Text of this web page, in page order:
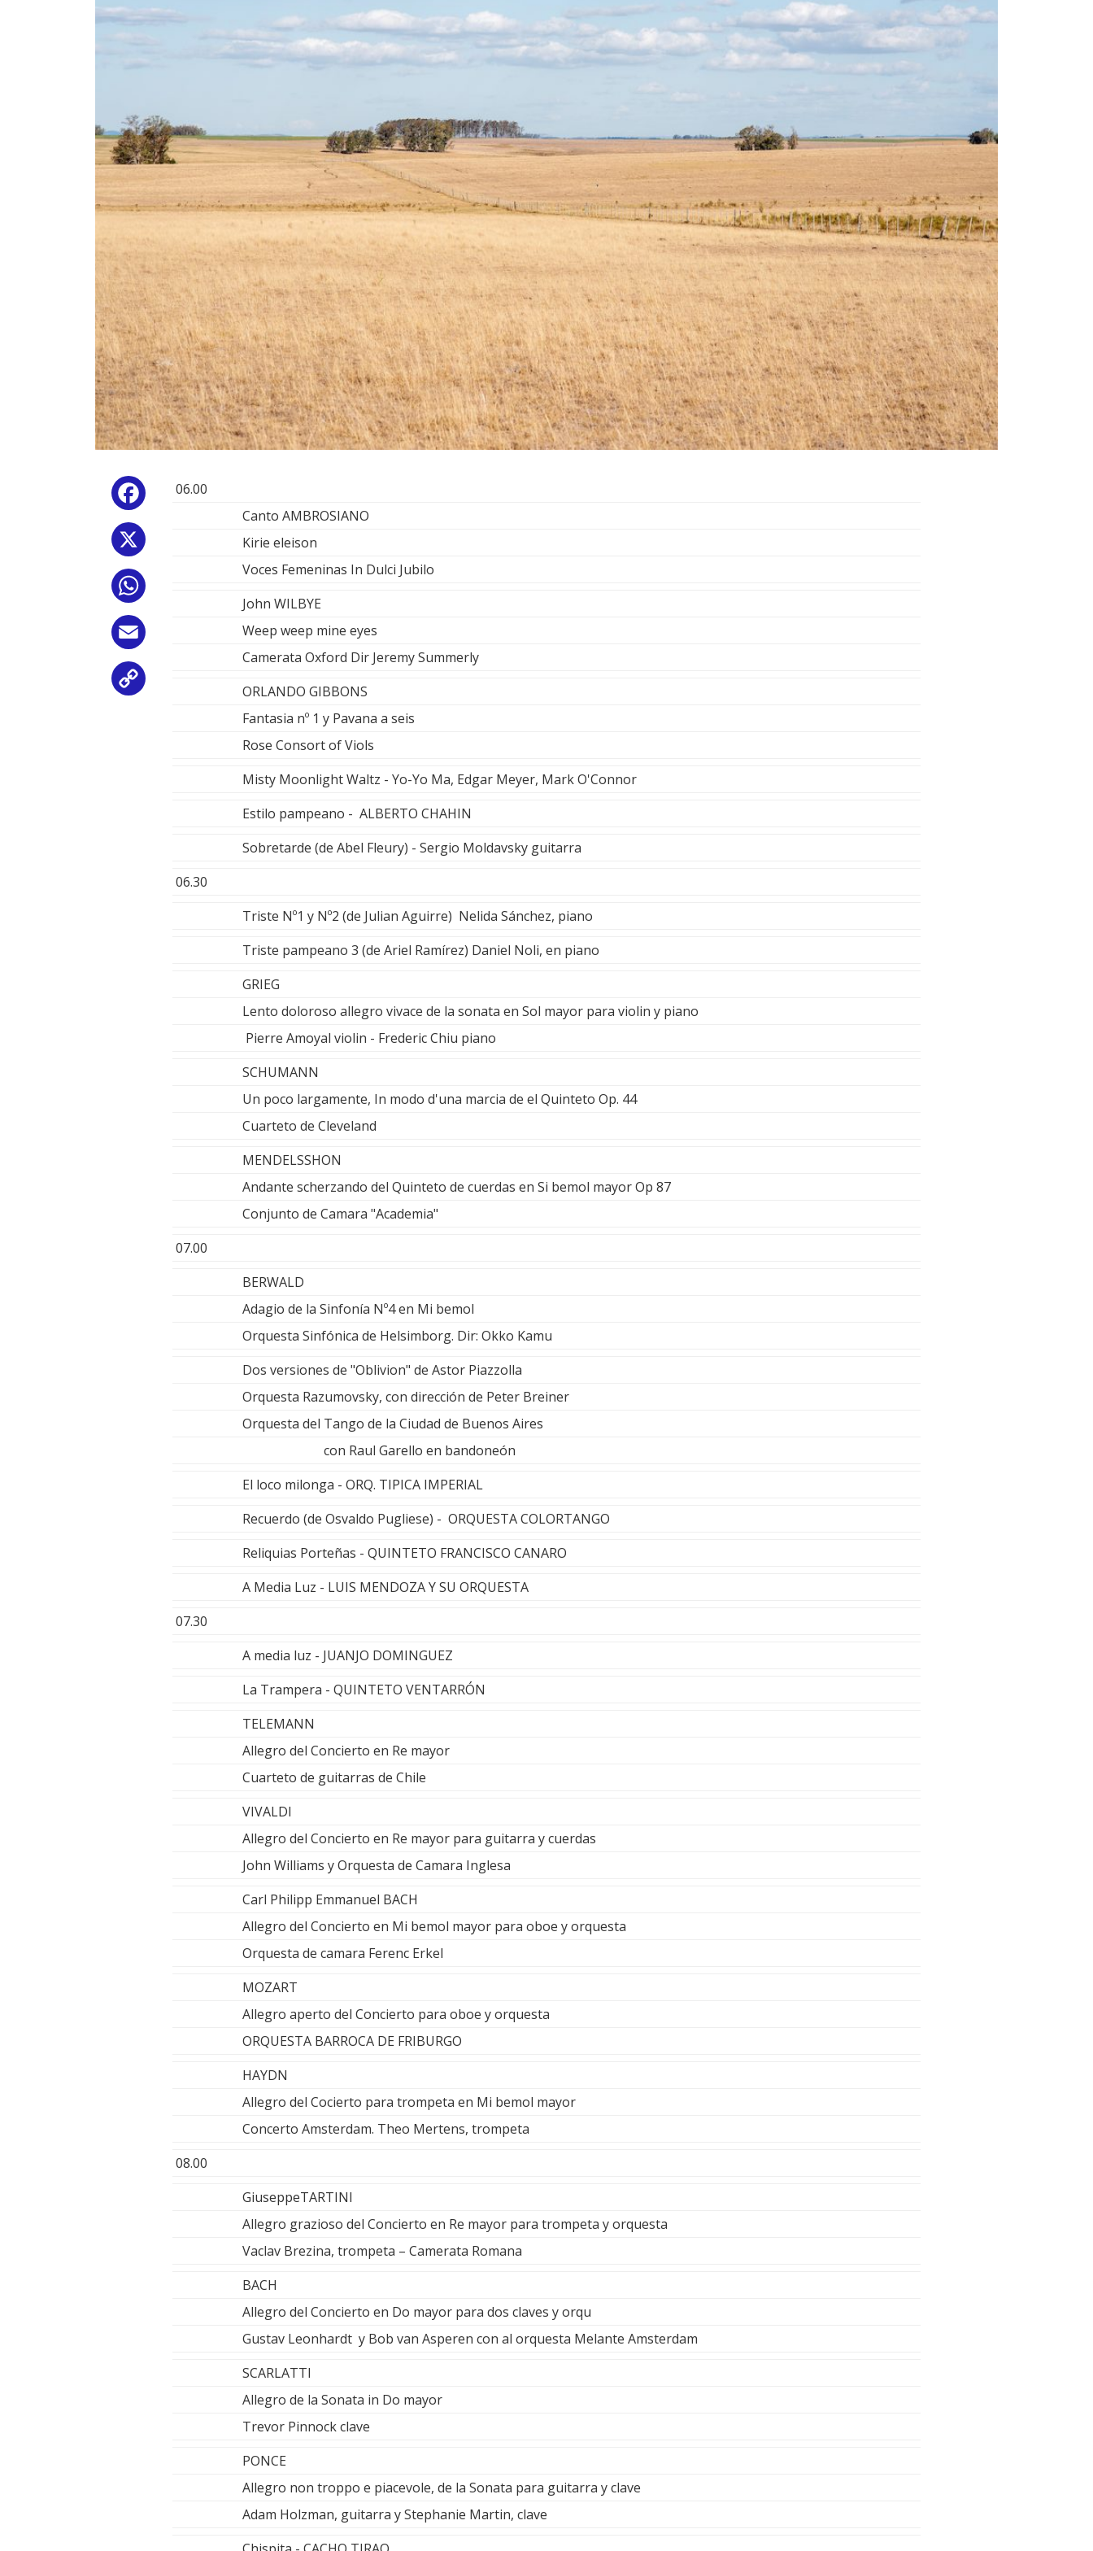
Facebook
06.00
Canto AMBROSIANO
Kirie eleison
Voces Femeninas In Dulci Jubilo
John WILBYE
Weep weep mine eyes
Camerata Oxford Dir Jeremy Summerly
ORLANDO GIBBONS
Fantasia nº 1 y Pavana a seis
Rose Consort of Viols
Misty Moonlight Waltz - Yo-Yo Ma, Edgar Meyer, Mark O'Connor
Estilo pampeano - ALBERTO CHAHIN
Sobretarde (de Abel Fleury) - Sergio Moldavsky guitarra
06.30
Triste Nº1 y Nº2 (de Julian Aguirre) Nelida Sánchez, piano
Triste pampeano 3 (de Ariel Ramírez) Daniel Noli, en piano
GRIEG
Lento doloroso allegro vivace de la sonata en Sol mayor para violin y piano
Pierre Amoyal violin - Frederic Chiu piano
SCHUMANN
Un poco largamente, In modo d'una marcia de el Quinteto Op. 44
Cuarteto de Cleveland
MENDELSSHON
Andante scherzando del Quinteto de cuerdas en Si bemol mayor Op 87
Conjunto de Camara "Academia"
07.00
BERWALD
Adagio de la Sinfonía Nº4 en Mi bemol
Orquesta Sinfónica de Helsimborg. Dir: Okko Kamu
Dos versiones de "Oblivion" de Astor Piazzolla
Orquesta Razumovsky, con dirección de Peter Breiner
Orquesta del Tango de la Ciudad de Buenos Aires
con Raul Garello en bandoneón
El loco milonga - ORQ. TIPICA IMPERIAL
Recuerdo (de Osvaldo Pugliese) - ORQUESTA COLORTANGO
Reliquias Porteñas - QUINTETO FRANCISCO CANARO
A Media Luz - LUIS MENDOZA Y SU ORQUESTA
07.30
A media luz - JUANJO DOMINGUEZ
La Trampera - QUINTETO VENTARRÓN
TELEMANN
Allegro del Concierto en Re mayor
Cuarteto de guitarras de Chile
VIVALDI
Allegro del Concierto en Re mayor para guitarra y cuerdas
John Williams y Orquesta de Camara Inglesa
Carl Philipp Emmanuel BACH
Allegro del Concierto en Mi bemol mayor para oboe y orquesta
Orquesta de camara Ferenc Erkel
MOZART
Allegro aperto del Concierto para oboe y orquesta
ORQUESTA BARROCA DE FRIBURGO
HAYDN
Allegro del Cocierto para trompeta en Mi bemol mayor
Concerto Amsterdam. Theo Mertens, trompeta
08.00
GiuseppeTARTINI
Allegro grazioso del Concierto en Re mayor para trompeta y orquesta
Vaclav Brezina, trompeta – Camerata Romana
BACH
Allegro del Concierto en Do mayor para dos claves y orqu
Gustav Leonhardt y Bob van Asperen con al orquesta Melante Amsterdam
SCARLATTI
Allegro de la Sonata in Do mayor
Trevor Pinnock clave
PONCE
Allegro non troppo e piacevole, de la Sonata para guitarra y clave
Adam Holzman, guitarra y Stephanie Martin, clave